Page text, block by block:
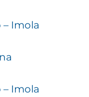
– Imola
– Imola